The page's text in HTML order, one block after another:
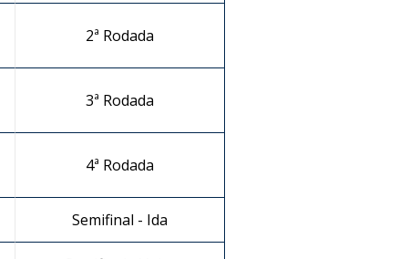
2ª Rodada
3ª Rodada
4ª Rodada
Semifinal - Ida